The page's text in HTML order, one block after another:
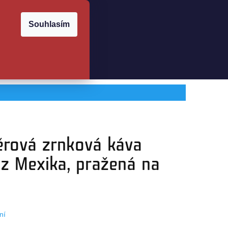
Souhlasím
OBCHODNÍ PODMÍNKY
zrnková káva
Mexika, pražená na